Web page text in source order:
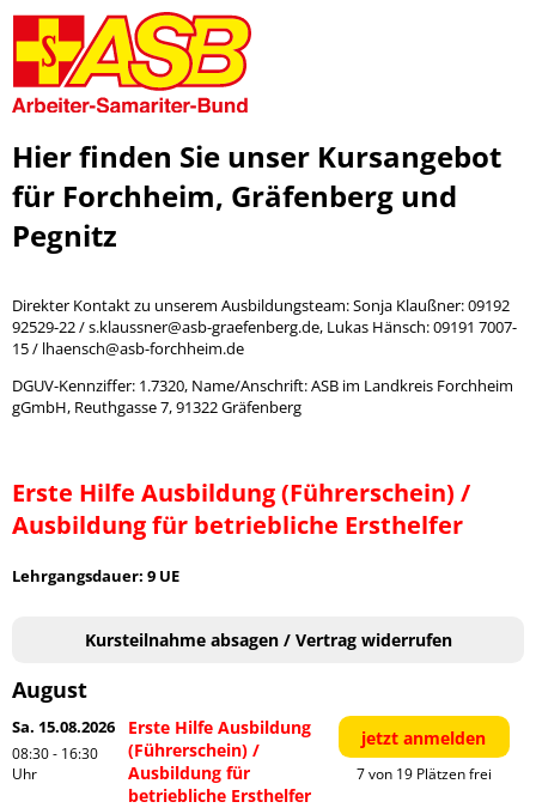
Hier finden Sie unser Kursangebot
für Forchheim, Gräfenberg und
Pegnitz
Direkter Kontakt zu unserem Ausbildungsteam: Sonja Klaußner: 09192
92529-22 / s.klaussner@asb-graefenberg.de, Lukas Hänsch: 09191 7007-
15 / lhaensch@asb-forchheim.de
DGUV-Kennziffer: 1.7320, Name/Anschrift: ASB im Landkreis Forchheim
gGmbH, Reuthgasse 7, 91322 Gräfenberg
Erste Hilfe Ausbildung (Führerschein) /
Ausbildung für betriebliche Ersthelfer
Lehrgangsdauer: 9 UE
Kursteilnahme absagen / Vertrag widerrufen
August
Sa. 15.08.2026
08:30 - 16:30
Uhr
Erste Hilfe Ausbildung
(Führerschein) /
Ausbildung für
betriebliche Ersthelfer
jetzt anmelden
7 von 19 Plätzen frei